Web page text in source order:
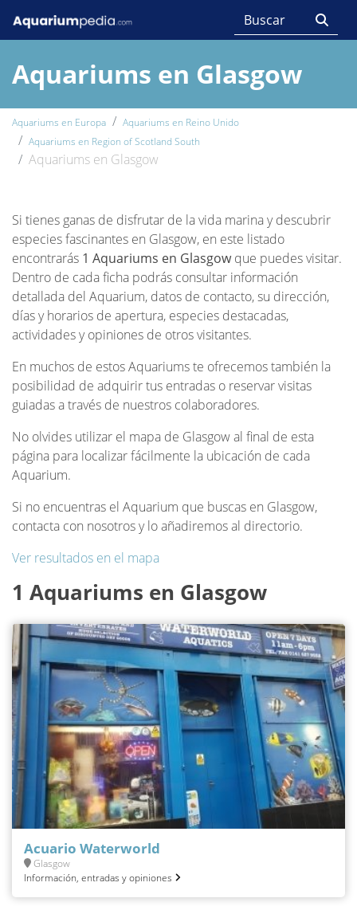
Aquariums en Glasgow
Aquariums en Europa
Aquariums en Reino Unido
Aquariums en Region of Scotland South
Aquariums en Glasgow
Si tienes ganas de disfrutar de la vida marina y descubrir
especies fascinantes en Glasgow, en este listado
encontrarás 1 Aquariums en Glasgowque puedes visitar.
Dentro de cada ficha podrás consultar información
detallada del Aquarium, datos de contacto, su dirección,
días y horarios de apertura, especies destacadas,
actividades y opiniones de otros visitantes.
En muchos de estos Aquariums te ofrecemos también la
posibilidad de adquirir tus entradas o reservar visitas
guiadas a través de nuestros colaboradores.
No olvides utilizar el mapa de Glasgow al final de esta
página para localizar fácilmente la ubicación de cada
Aquarium.
Si no encuentras el Aquarium que buscas en Glasgow,
contacta con nosotros y lo añadiremos al directorio.
Ver resultados en el mapa
1 Aquariums en Glasgow
Acuario Waterworld
Glasgow
Información, entradas y opiniones